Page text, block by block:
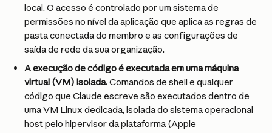
local. O acesso é controlado por um sistema de
permissões no nível da aplicação que aplica as regras de
pasta conectada do membro e as configurações de
saída de rede da sua organização.
A execução de código é executada em uma máquina
virtual (VM) isolada. Comandos de shell e qualquer
código que Claude escreve são executados dentro de
uma VM Linux dedicada, isolada do sistema operacional
host pelo hipervisor da plataforma (Apple